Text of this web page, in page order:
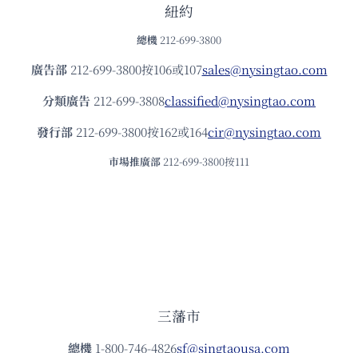
紐約
總機 212-699-3800
廣告部212-699-3800按106或107sales@nysingtao.com
分類廣告 212-699-3808classified@nysingtao.com
發⾏部 212-699-3800按162或164cir@nysingtao.com
市場推廣部 212-699-3800按111
三藩市
總機 1-800-746-4826sf@singtaousa.com